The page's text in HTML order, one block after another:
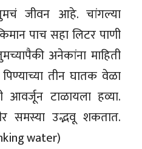
जीवन आहे. चांगल्या
पाच सहा लिटर पाणी
अनेकांना माहिती
तीन घातक वेळा
टाळायला हव्या.
समस्या उद्भवू शकतात.
water)